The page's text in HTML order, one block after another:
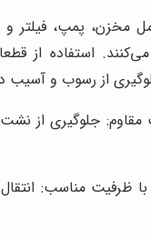
پمپ، فیلتر و
استفاده از
از رسوب و آسیب
جلوگیری از
ظرفیت مناسب: